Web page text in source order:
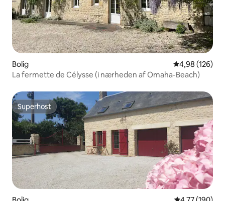
Bolig 4,98 ud af 5 i
4,98 (126)
La fermette de Célysse (i nærheden af Omaha-Beach)
Superhost
Superhost